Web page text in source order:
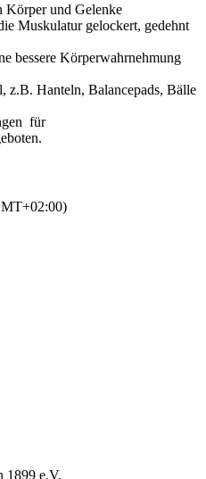
Körper und Gelenke
Muskulatur gelockert, gedehnt
bessere Körperwahrnehmung
z.B. Hanteln, Balancepads, Bälle
für